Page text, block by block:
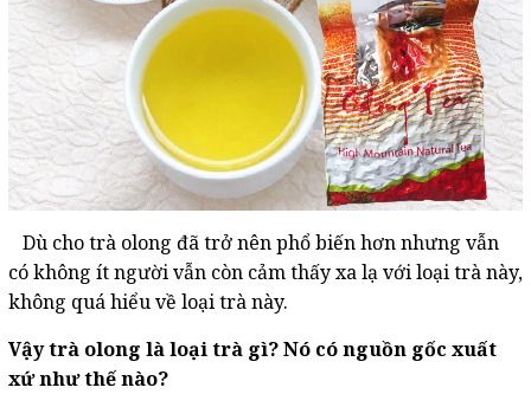
Dù cho trà olong đã trở nên phổ biến hơn nhưng vẫn
có không ít người vẫn còn cảm thấy xa lạ với loại trà này,
không quá hiểu về loại trà này.
Vậy trà olong là loại trà gì? Nó có nguồn gốc xuất
xứ như thế nào?